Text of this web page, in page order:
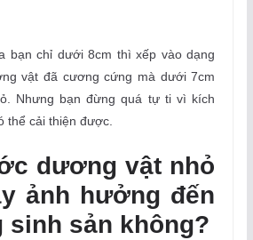
bạn chỉ dưới 8cm thì xếp vào dạng
vật đã cương cứng mà dưới 7cm
Nhưng bạn đừng quá tự ti vì kích
thể cải thiện được.
dương vật nhỏ
ảnh hưởng đến
sinh sản không?